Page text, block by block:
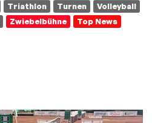
Triathlon Turnen
Volleyball
Zwiebelbühne Top News